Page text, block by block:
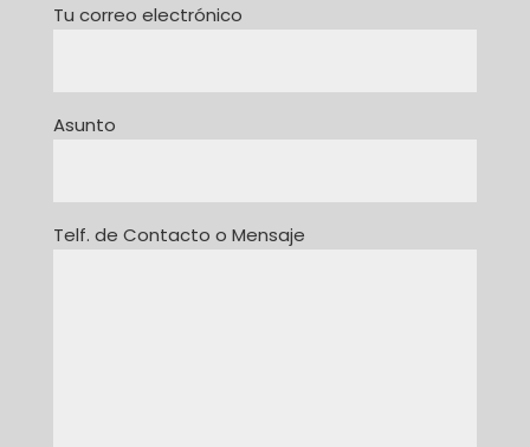
Tu correo electrónico
Asunto
Telf. de Contacto o Mensaje